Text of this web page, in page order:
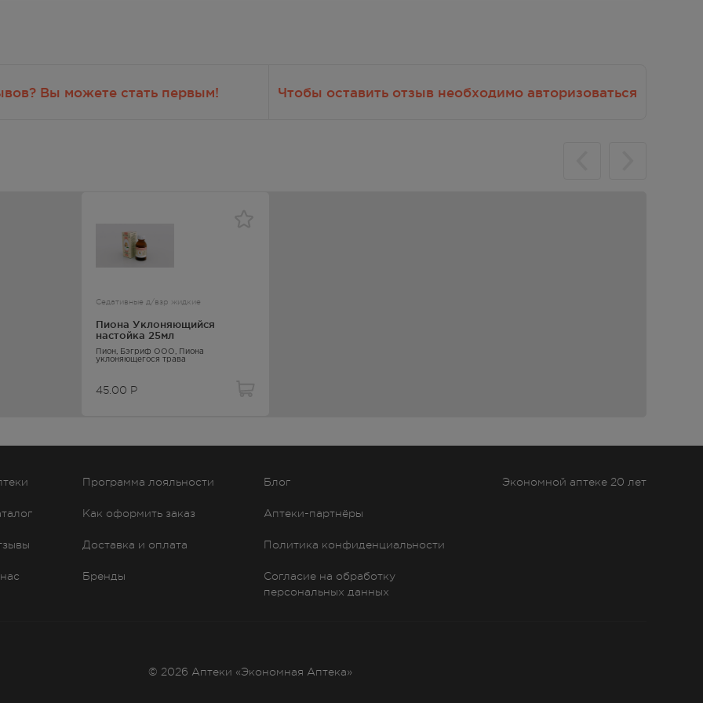
уклоняющегося настойки, печеночная и/или почечная
рекомендуется принимать от 30 - 40 капель до 1 чайной
для каждого пациента с учетом характера, степени тяжести и
В случае необходимости курс лечения можно повторить после
кислотности желудка.
Чтобы оставить отзыв необходимо авторизоваться
Вы можете стать первым!
Седативные д/взр жидкие
Пиона Уклоняющийся
настойка 25мл
Пион , Бэгриф ООО,
Пиона
уклоняющегося трава
45.00 Р
Программа лояльности
Как оформить заказ
Доставка и оплата
Бренды
Блог
Аптеки-партнёры
Политика конфиденциальности
Согласие на обработку
персональных данных
Экономной аптеке 20 лет
© 2026 Аптеки «Экономная Аптека»